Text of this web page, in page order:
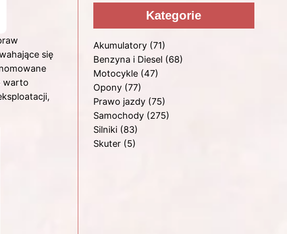
się
warto
Kategorie
Akumulatory(71)
Benzyna i Diesel (68)
Motocykle(47)
Opony(77)
Prawo jazdy(75)
Samochody(275)
Silniki(83)
Skuter(5)